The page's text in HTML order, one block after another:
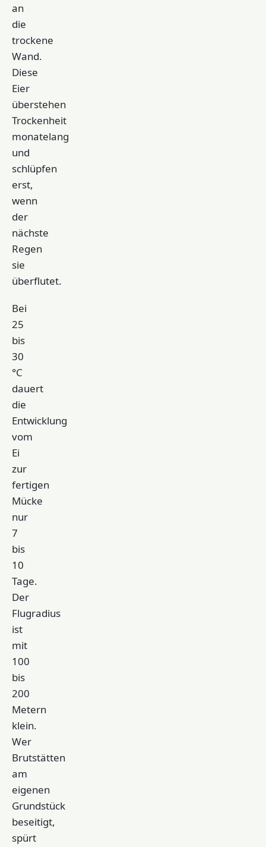
an
die
trockene
Wand.
Diese
Eier
überstehen
Trockenheit
monatelang
und
schlüpfen
erst,
wenn
der
nächste
Regen
sie
überflutet.
Bei
25
bis
30
°C
dauert
die
Entwicklung
vom
Ei
zur
fertigen
Mücke
nur
7
bis
10
Tage.
Der
Flugradius
ist
mit
100
bis
200
Metern
klein.
Wer
Brutstätten
am
eigenen
Grundstück
beseitigt,
spürt